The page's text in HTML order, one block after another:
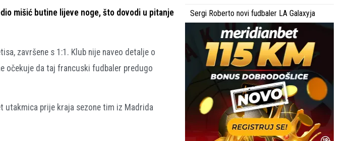
mišić butine lijeve noge, što dovodi u pitanje
završene s 1:1. Klub nije naveo detalje o
očekuje da taj francuski fudbaler predugo
utakmica prije kraja sezone tim iz Madrida
Sergi Roberto novi fudbaler LA Galaxyja